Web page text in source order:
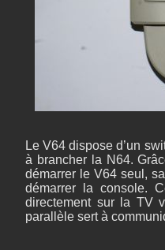
Le V64 dispose d’un
à brancher la N64.
démarrer le V64 seul,
démarrer la console.
directement sur la TV
parallèle sert à